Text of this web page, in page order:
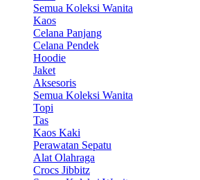
Semua Koleksi Wanita
Kaos
Celana Panjang
Celana Pendek
Hoodie
Jaket
Aksesoris
Semua Koleksi Wanita
Topi
Tas
Kaos Kaki
Perawatan Sepatu
Alat Olahraga
Crocs Jibbitz